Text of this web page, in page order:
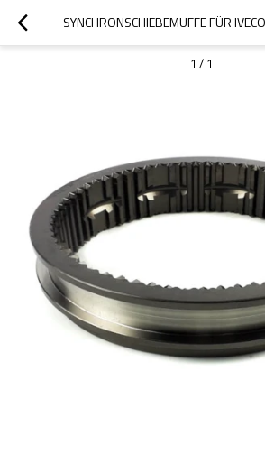
1 / 1